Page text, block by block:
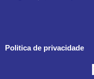
Politica de privacidade